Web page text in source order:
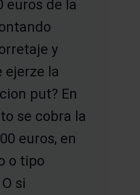
euros de la
y
ejerze la
put? En
se cobra la
euros, en
o tipo
si